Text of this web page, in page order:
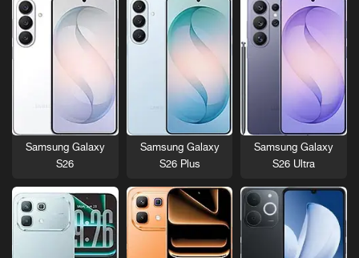
Samsung Galaxy
S26 Ultra
Samsung Galaxy
S26 Plus
Samsung Galaxy
S26